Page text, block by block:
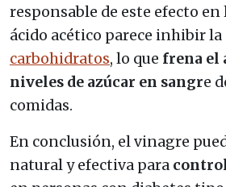
responsable de este efecto en
ácido acético parece inhibir la
carbohidratos, lo que frena el
niveles de azúcar en sangre
comidas.
En conclusión, el vinagre
natural y efectiva para